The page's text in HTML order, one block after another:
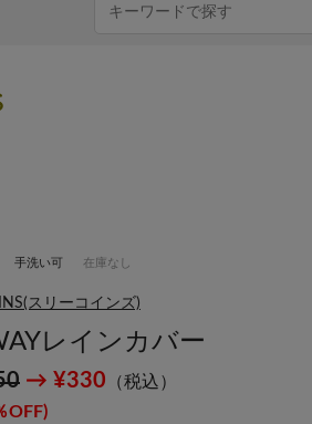
手洗い可 在庫なし
スリーコインズ)
レインカバー
→ ¥330 （税込）
OFF)